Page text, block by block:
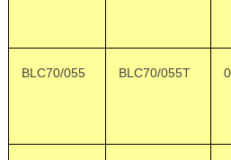
BLC70/055 BLC70/055T